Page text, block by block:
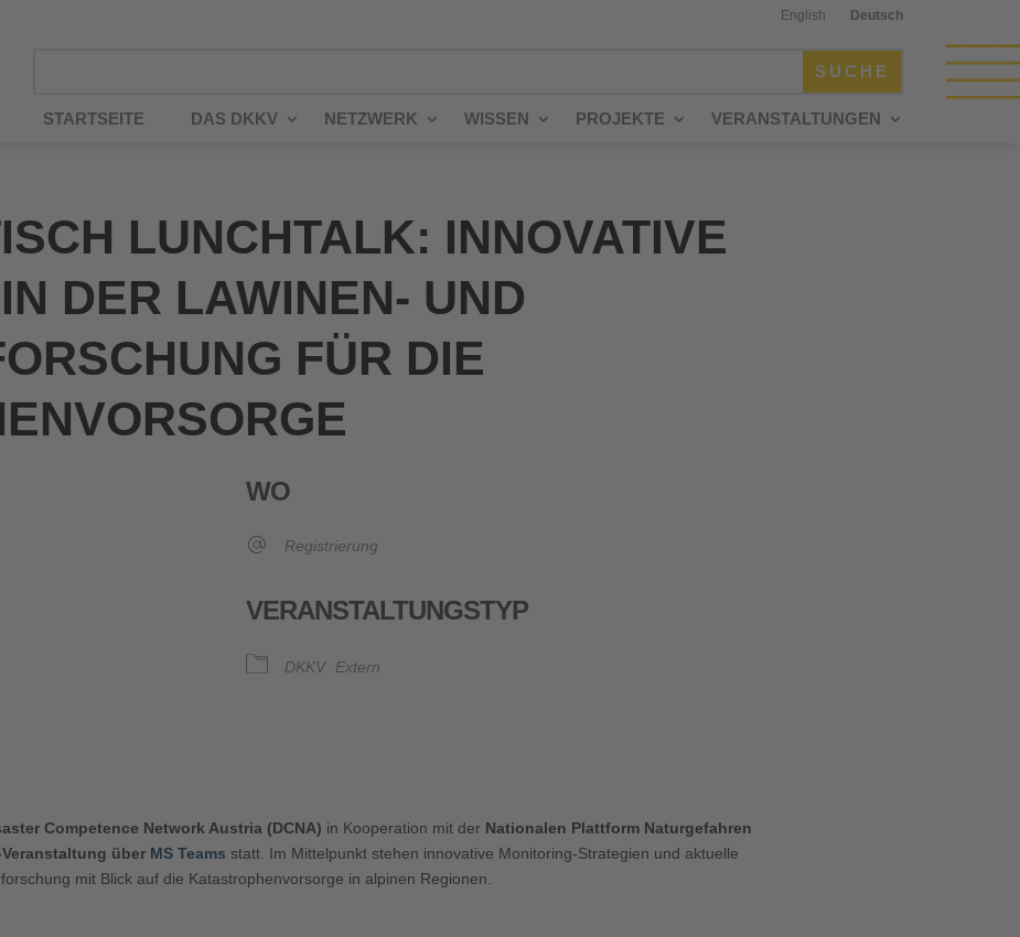
English Deutsch
STARTSEITE DAS DKKV NETZWERK WISSEN PROJEKTE VERANSTALTUNGEN
LUNCHTALK: INNOVATIVE
DER LAWINEN- UND
FÜR DIE
WO
Registrierung
VERANSTALTUNGSTYP
DKKV Extern
Competence Network Austria (DCNA) in Kooperation mit der Nationalen Plattform Naturgefahren
über MS Teams statt. Im Mittelpunkt stehen innovative Monitoring-Strategien und aktuelle
mit Blick auf die Katastrophenvorsorge in alpinen Regionen.